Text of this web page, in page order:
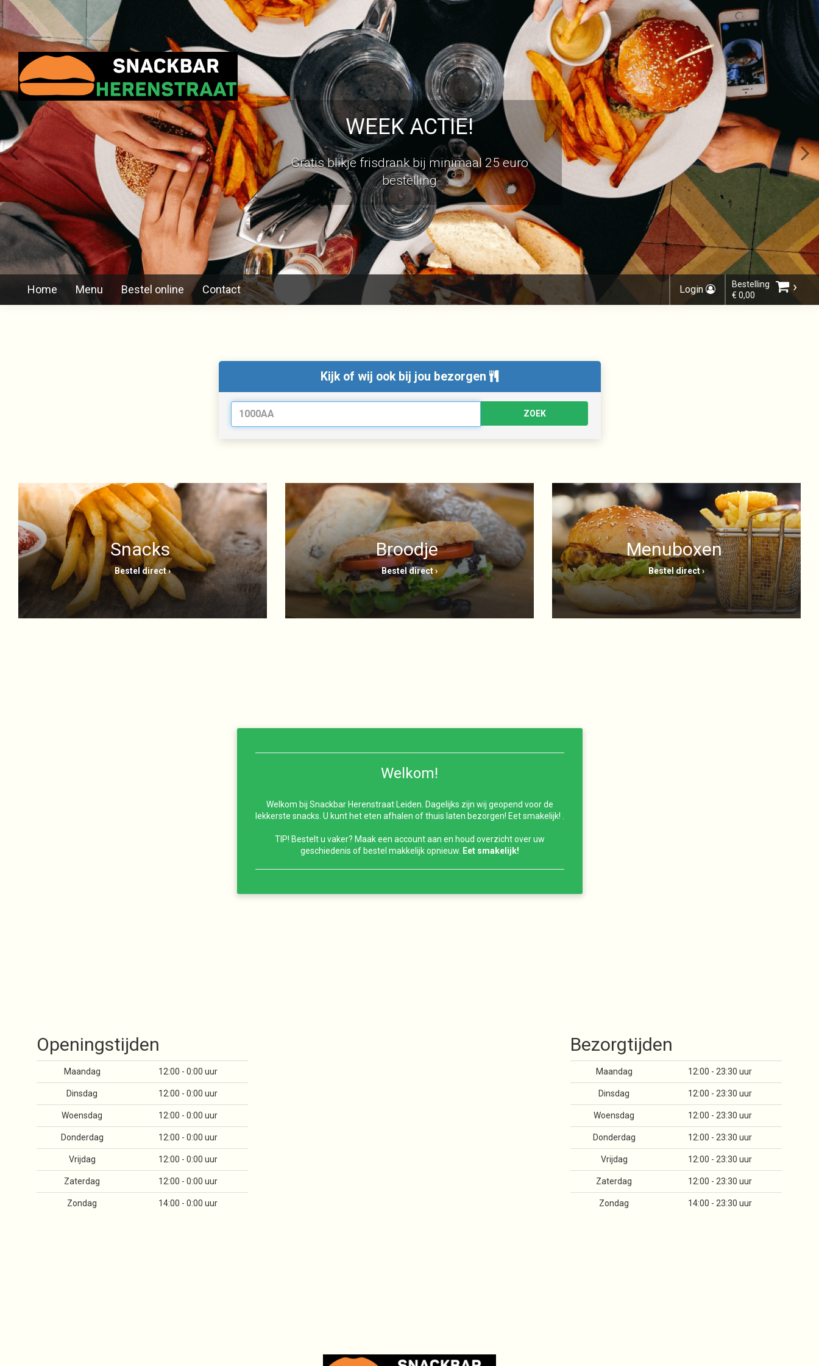
Previous
WEEK ACTIE!
Gratis blikje frisdrank bij minimaal 25 euro
bestelling
Home Menu Bestel online Contact Login
Bestelling
€ 0,00
›
U heeft nog geen producten in uw
€ 0,00
Verder winkelen Bestellen
Kijk of wij ook bij jou bezorgen
ZOEK
Snacks
Bestel direct ›
Broodje
Bestel direct ›
Menuboxen
Bestel direct ›
Welkom!
Welkom bij Snackbar Herenstraat Leiden. Dagelijks zijn wij geopend voor de
lekkerste snacks. U kunt het eten afhalen of thuis laten bezorgen! Eet smakelijk! .
TIP! Bestelt u vaker? Maak een account aan en houd overzicht over uw
geschiedenis of bestel makkelijk opnieuw. Eet smakelijk!
Openingstijden
Maandag 12:00 - 0:00 uur
Dinsdag 12:00 - 0:00 uur
Woensdag 12:00 - 0:00 uur
Donderdag 12:00 - 0:00 uur
Vrijdag 12:00 - 0:00 uur
Zaterdag 12:00 - 0:00 uur
Zondag 14:00 - 0:00 uur
Bezorgtijden
Maandag 12:00 - 23:30 uur
Dinsdag 12:00 - 23:30 uur
Woensdag 12:00 - 23:30 uur
Donderdag 12:00 - 23:30 uur
Vrijdag 12:00 - 23:30 uur
Zaterdag 12:00 - 23:30 uur
Zondag 14:00 - 23:30 uur